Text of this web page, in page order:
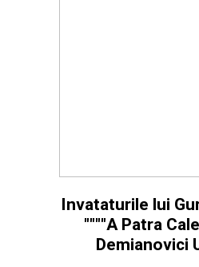
Invataturile lui
""""A Patra
Demianovici